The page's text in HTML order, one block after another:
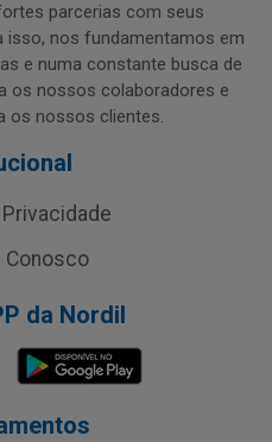
parcerias com seus
isso, nos fundamentamos em
e numa constante busca de
os nossos colaboradores e
os nossos clientes.
Conosco
da Nordil